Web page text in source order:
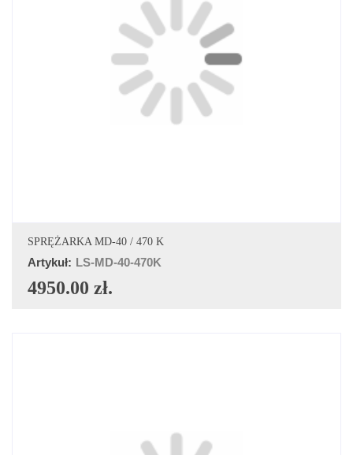
DODAJ DO KOSZYKA
SPRĘŻARKA MD-40 / 470 K
Artykuł: LS-MD-40-470K
4950.00 zł.